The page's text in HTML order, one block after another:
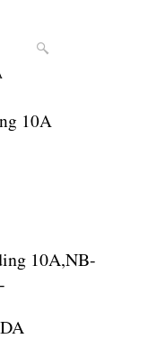
10A
10A,NB-